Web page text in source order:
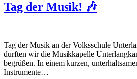
Tag der Musik! 🎶
Tag der Musik an der Volksschule
durften wir die Musikkapelle
begrüßen. In einem kurzen,
Instrumente…